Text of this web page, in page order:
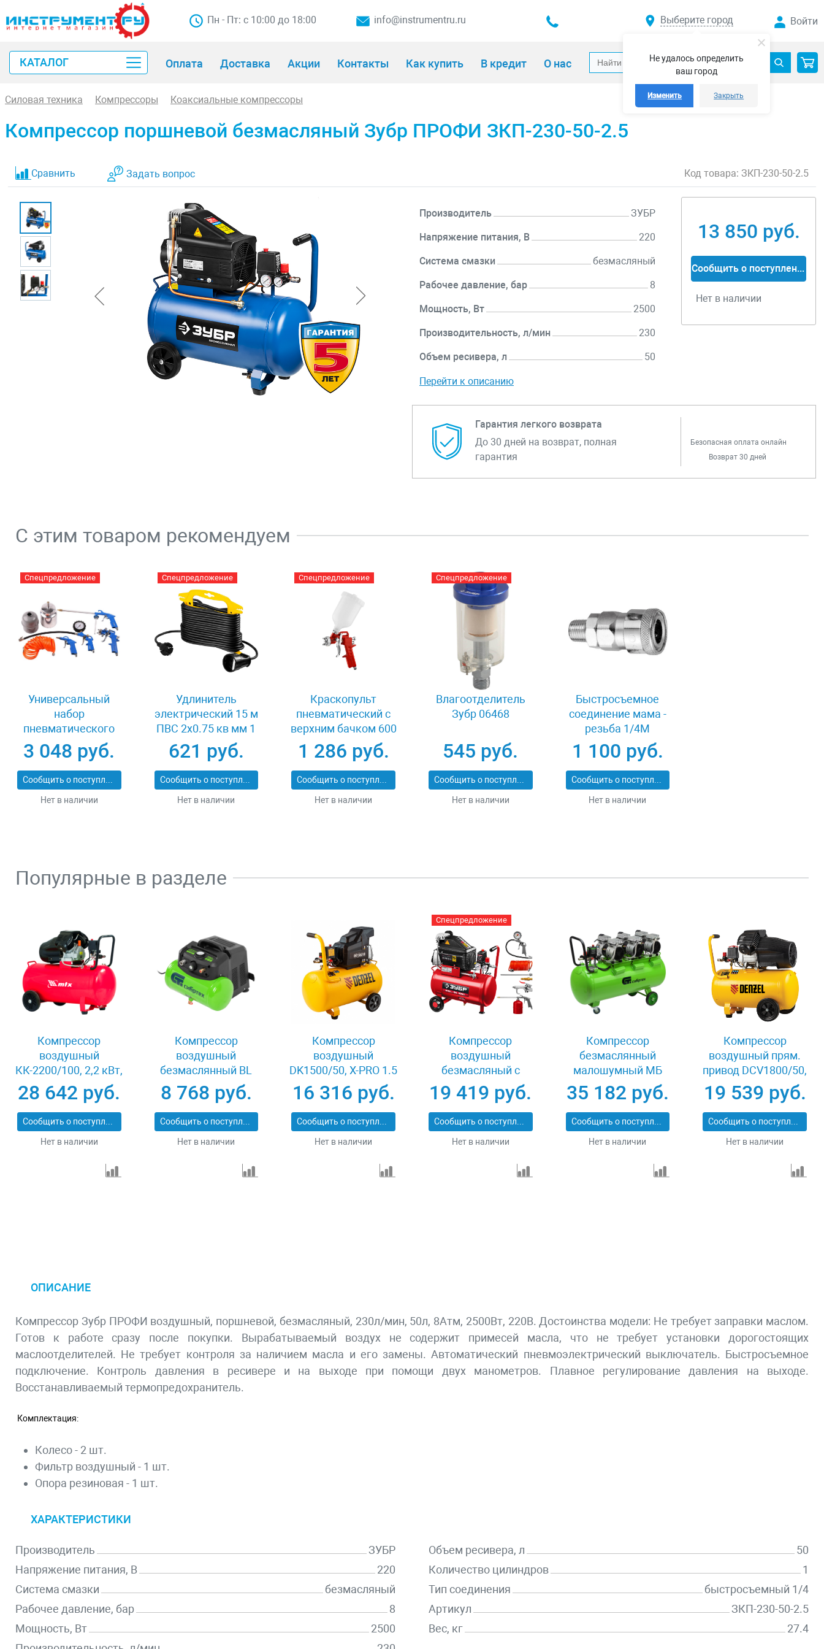
Не удалось определить
ваш город
Изменить Закрыть
Пн - Пт: с 10:00 до 18:00 info@instrumentru.ru Выберите город Войти
КАТАЛОГ Оплата Доставка Акции Контакты Как купить В кредит О нас
Силовая техника Компрессоры Коаксиальные компрессоры
Компрессор поршневой безмасляный Зубр ПРОФИ ЗКП-230-50-2.5
Сравнить Задать вопрос Код товара: ЗКП-230-50-2.5
Производитель ЗУБР
Напряжение питания, В 220
Система смазки безмасляный
Рабочее давление, бар 8
Мощность, Вт 2500
Производительность, л/мин 230
Объем ресивера, л 50
Перейти к описанию
13 850 руб.
Сообщить о поступлении
Нет в наличии
Гарантия легкого возврата
До 30 дней на возврат, полная
гарантия
Безопасная оплата онлайн
Возврат 30 дней
С этим товаром рекомендуем
Спецпредложение
Универсальный
набор
пневматического
инструмента 5
предметов Зубр
06458-H5
3 048 руб.
Сообщить о поступлении
Нет в наличии
Спецпредложение
Удлинитель
электрический 15 м
ПВС 2х0.75 кв мм 1
гнездо Stayer 55014-
15_z01
621 руб.
Сообщить о поступлении
Нет в наличии
Спецпредложение
Краскопульт
пневматический c
верхним бачком 600
мл 1.3 мм Зубр
МАСТЕР МС 200
06455-1.3
1 286 руб.
Сообщить о поступлении
Нет в наличии
Спецпредложение
Влагоотделитель
Зубр 06468
545 руб.
Сообщить о поступлении
Нет в наличии
Быстросъемное
соединение мама -
резьба 1/4M
Jonnesway SM-20A
1 100 руб.
Сообщить о поступлении
Нет в наличии
Популярные в разделе
Компрессор
воздушный
КК-2200/100, 2,2 кВт,
350 л/мин, 100 л,
прямой привод,
масляный MTX
58033
28 642 руб.
Сообщить о поступлении
Нет в наличии
Компрессор
воздушный
безмаслянный BL
1100/6 1100Вт,
ресивер 6 литров,
180 л/мин Сибртех
58059
8 768 руб.
Сообщить о поступлении
Нет в наличии
Компрессор
воздушный
DK1500/50, Х-PRO 1.5
кВт, 230 л/мин, 50 л
Denzel 58064
16 316 руб.
Сообщить о поступлении
Нет в наличии
Спецпредложение
Компрессор
воздушный
безмасляный с
набором
аксессуаров Зубр
КП-200-24 Н6
19 419 руб.
Сообщить о поступлении
Нет в наличии
Компрессор
безмаслянный
малошумный МБ
2250/100, 2250 Вт,
100л, 400 л/мин
Сибртех 58008
35 182 руб.
Сообщить о поступлении
Нет в наличии
Компрессор
воздушный прям.
привод DCV1800/50,
1,8 кВт, 50 литров,
320 л/мин Denzel
58168
19 539 руб.
Сообщить о поступлении
Нет в наличии
ОПИСАНИЕ
Компрессор Зубр ПРОФИ воздушный, поршневой, безмасляный, 230л/мин, 50л, 8Атм, 2500Вт, 220В. Достоинства модели: Не требует заправки маслом.
Готов к работе сразу после покупки. Вырабатываемый воздух не содержит примесей масла, что не требует установки дорогостоящих
маслоотделителей. Не требует контроля за наличием масла и его замены. Автоматический пневмоэлектрический выключатель. Быстросъемное
подключение. Контроль давления в ресивере и на выходе при помощи двух манометров. Плавное регулирование давления на выходе.
Восстанавливаемый термопредохранитель.
Комплектация:
Колесо - 2 шт.
Фильтр воздушный - 1 шт.
Опора резиновая - 1 шт.
ХАРАКТЕРИСТИКИ
Производитель
ЗУБР
Напряжение питания, В
220
Система смазки
безмасляный
Рабочее давление, бар
8
Мощность, Вт
2500
Объем ресивера, л
50
Количество цилиндров
1
Тип соединения
быстросъемный 1/4
Артикул
ЗКП-230-50-2.5
Вес, кг
27.4